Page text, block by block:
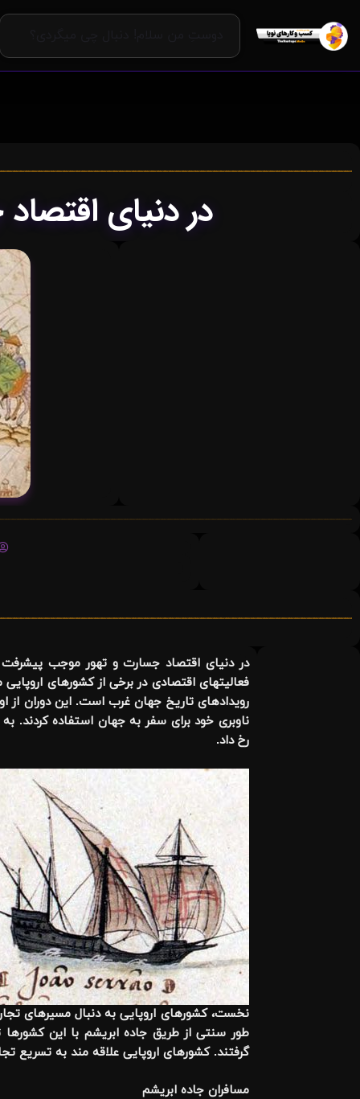
در دنیای
در دنیای اقتصاد جسارت و تهور موجب پیشرفت
فعالیتهای اقتصادی در برخی از کشورهای
رویدادهای تاریخ جهان غرب است. این دوران از
ناوبری خود برای سفر به جهان استفاده کردند.
رخ داد.
نخست، کشورهای اروپایی به دنبال مسیرهای
طور سنتی از طریق جاده ابریشم با این کشورها
گرفتند. کشورهای اروپایی علاقه مند به تسریع
مسافران جاده ابریشم